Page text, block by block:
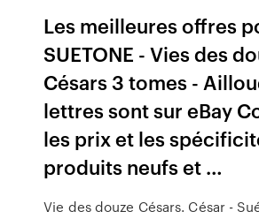
Les meilleures offres
SUETONE - Vies des
Césars 3 tomes -
lettres sont sur eBay
les prix et les
produits neufs et …
Vie des douze Césars. César -